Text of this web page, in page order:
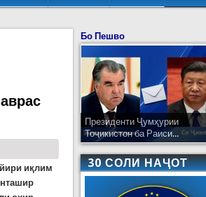
иқлим
Бо Пешво
Президенти Ҷумҳурии
Тоҷикистон ба Раиси...
30 СОЛИ НАҶОТ